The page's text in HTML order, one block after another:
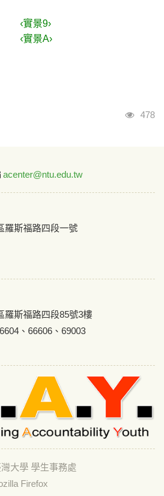
‹實景9›
‹實景A›
瀏覽
478
acenter@ntu.edu.tw
羅斯福路四段一號
羅斯福路四段85號3樓
、66606、69003
大學 學生事務處
Firefox